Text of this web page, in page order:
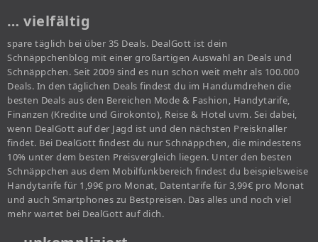
… vielfältig
spare täglich bei über 35 Deals. DealGott ist dein
Schnäppchenblog mit einer großartigen Auswahl an Deals und
Schnäppchen. Seit 2009 sind es nun schon weit mehr als 100.000
Deals. In den täglichen Deals findest du im Handumdrehen die
besten Deals aus den Bereichen Mode & Fashion, Handytarife,
Finanzen (Kredite und Girokonto), Reise & Hotel uvm. Sei dabei,
wenn DealGott auf der Jagd ist und den nächsten Preisknaller
findet. Bei DealGott findest du nur Schnäppchen, die mindestens
10% unter dem besten Preisvergleich liegen. Unter den besten
Schnäppchen aus dem Mobilfunkbereich findest du beispielsweise
Handytarife für 1,99€ pro Monat, Datentarife für 3,99€ pro Monat
und auch Smartphones zu Bestpreisen. Das alles und noch viel
mehr wartet bei DealGott auf dich.